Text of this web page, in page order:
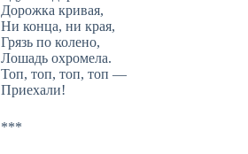
Дорожка кривая,
Ни конца, ни края,
Грязь по колено,
Лошадь охромела.
Топ, топ, топ, топ —
Приехали!
***